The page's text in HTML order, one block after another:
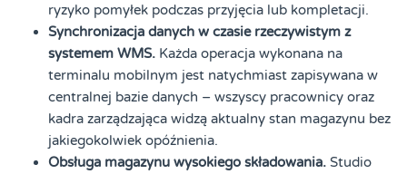
ryzyko pomyłek podczas przyjęcia lub kompletacji.
Synchronizacja danych w czasie rzeczywistym z
systemem WMS. Każda operacja wykonana na
terminalu mobilnym jest natychmiast zapisywana w
centralnej bazie danych – wszyscy pracownicy oraz
kadra zarządzająca widzą aktualny stan magazynu bez
jakiegokolwiek opóźnienia.
Obsługa magazynu wysokiego składowania. Studio